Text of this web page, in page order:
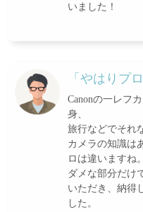
いました！
「やはりプ
Canonの一レフ
身、
旅行などでそれ
カメラの知識は
ロは違いますね。
ダメな部分だけ
いただき、納得
した。